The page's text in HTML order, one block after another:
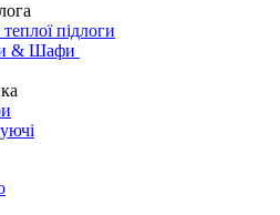
підлоги
& Шафи